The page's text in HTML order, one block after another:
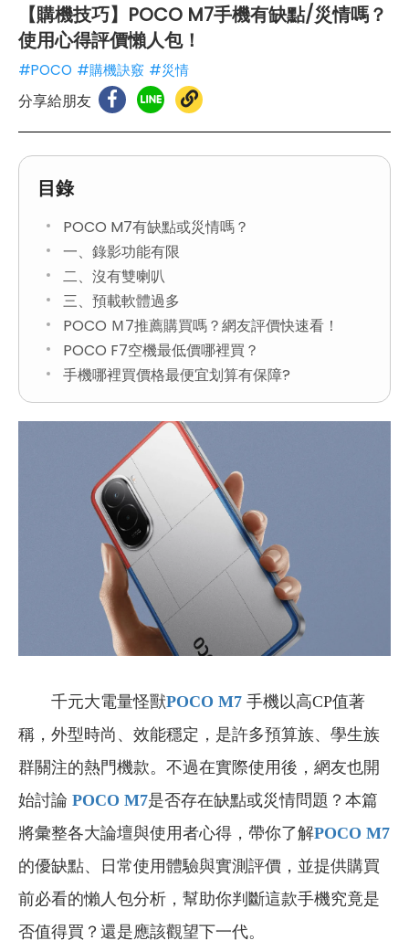
【購機技巧】POCO M7手機有缺點/災情嗎？
使用心得評價懶人包！
#POCO #購機訣竅 #災情
分享給朋友
目錄
POCO M7有缺點或災情嗎？
一、錄影功能有限
二、沒有雙喇叭
三、預載軟體過多
POCO Ｍ7推薦購買嗎？網友評價快速看！
POCO F7空機最低價哪裡買？
手機哪裡買價格最便宜划算有保障?
千元大電量怪獸POCO M7 手機以高CP值著
稱，外型時尚、效能穩定，是許多預算族、學生族
群關注的熱門機款。不過在實際使用後，網友也開
始討論 POCO M7是否存在缺點或災情問題？本篇
將彙整各大論壇與使用者心得，帶你了解POCO M7
的優缺點、日常使用體驗與實測評價，並提供購買
前必看的懶人包分析，幫助你判斷這款手機究竟是
否值得買？還是應該觀望下一代。